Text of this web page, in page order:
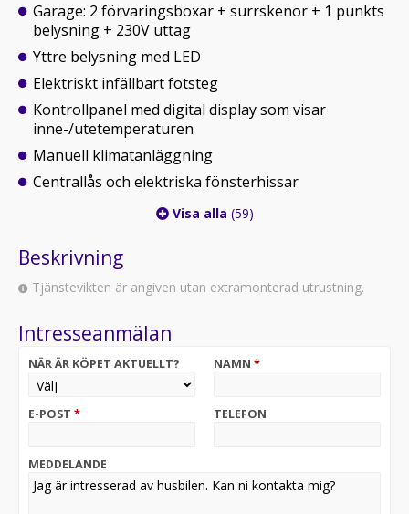
Garage: 2 förvaringsboxar + surrskenor + 1 punkts
belysning + 230V uttag
Yttre belysning med LED
Elektriskt infällbart fotsteg
Kontrollpanel med digital display som visar
inne-/utetemperaturen
Manuell klimatanläggning
Centrallås och elektriska fönsterhissar
Visa alla (59)
Beskrivning
Tjänstevikten är angiven utan extramonterad utrustning.
Intresseanmälan
NÄR ÄR KÖPET AKTUELLT? NAMN *
E-POST * TELEFON
MEDDELANDE